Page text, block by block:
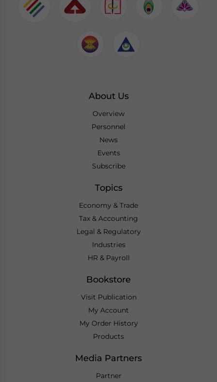
About Us
Overview
Personnel
News
Events
Subscribe
Topics
Economy & Trade
Tax & Accounting
Legal & Regulatory
Industries
HR & Payroll
Bookstore
Visit Publication
My Account
My Order History
Products
Media Partners
Partner